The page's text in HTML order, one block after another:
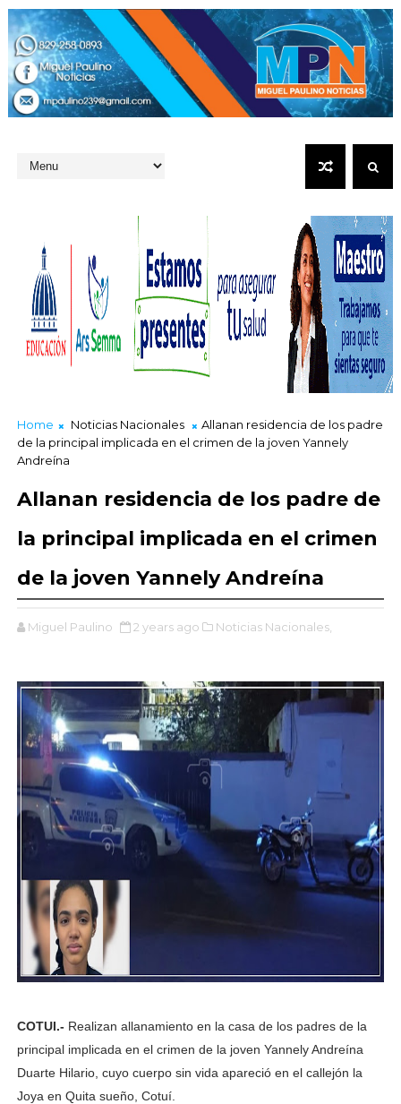
Home Noticias Nacionales
Allanan residencia de los padre
de la principal implicada en el crimen de la joven Yannely
Andreína
Allanan residencia de los padre de
la principal implicada en el crimen
de la joven Yannely Andreína
Miguel Paulino 2 years ago Noticias Nacionales,
COTUI.- Realizan allanamiento en la casa de los padres de la
principal implicada en el crimen de la joven Yannely Andreína
Duarte Hilario, cuyo cuerpo sin vida apareció en el callejón la
Joya en Quita sueño, Cotuí.